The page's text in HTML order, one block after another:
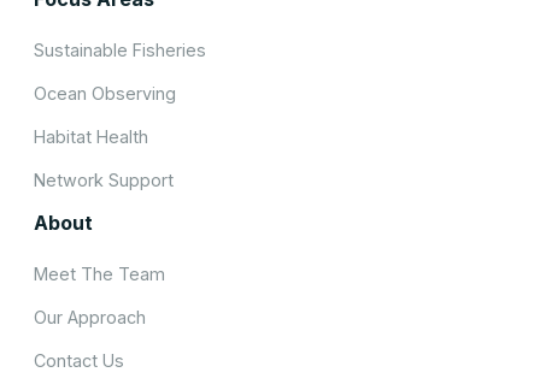
Sustainable Fisheries
Ocean Observing
Habitat Health
Network Support
About
Meet The Team
Our Approach
Contact Us